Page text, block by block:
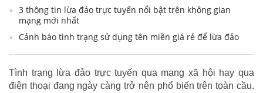
3 thông tin lừa đảo trực tuyến nổi bật trên không gian
mạng mới nhất
Cảnh báo tình trạng sử dụng tên miền giá rẻ để lừa đảo
Tình trạng lừa đảo trực tuyến qua mạng xã hội hay qua
điện thoại đang ngày càng trở nên phổ biến trên toàn cầu.